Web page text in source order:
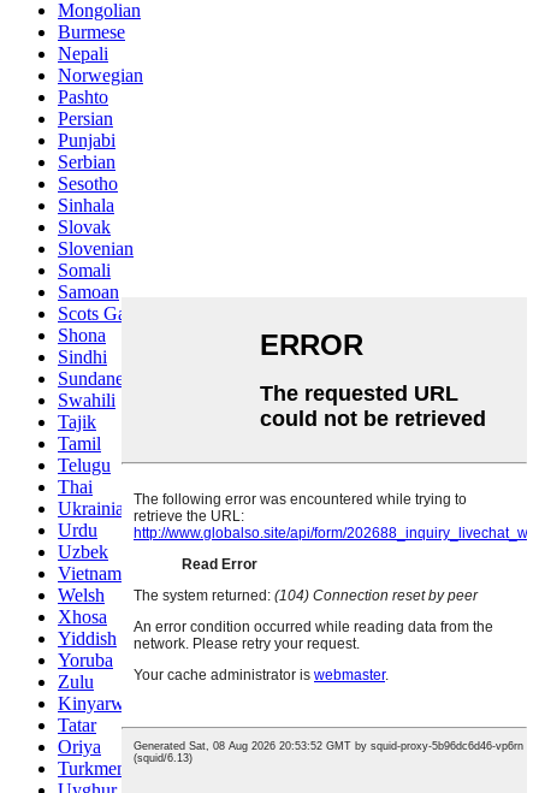
Mongolian
Burmese
Nepali
Norwegian
Pashto
Persian
Punjabi
Serbian
Sesotho
Sinhala
Slovak
Slovenian
Somali
Samoan
Scots Gaelic
Shona
Sindhi
Sundanese
Swahili
Tajik
Tamil
Telugu
Thai
Ukrainian
Urdu
Uzbek
Vietnamese
Welsh
Xhosa
Yiddish
Yoruba
Zulu
Kinyarwanda
Tatar
Oriya
Turkmen